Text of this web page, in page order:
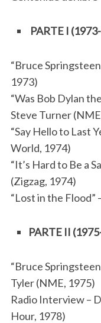
PARTE I
“Bruce
1973)
“Was Bob Dylan
Steve Turner
“Say Hello to Last
World, 1974)
“It’s Hard to Be a
(Zigzag, 1974)
“Lost in the Flood”
PARTE II
“Bruce
Tyler (NME, 1975)
Radio Interview –
Hour, 1978)